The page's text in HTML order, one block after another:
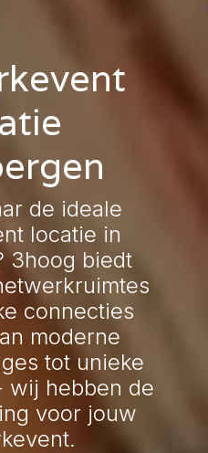
de ideale
locatie in
3hoog biedt
connecties
moderne
tot unieke
wij hebben de
voor jouw